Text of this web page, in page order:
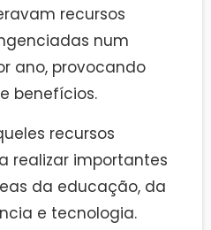
recursos
num
ano, provocando
benefícios.
recursos
realizar importantes
da educação, da
e tecnologia.